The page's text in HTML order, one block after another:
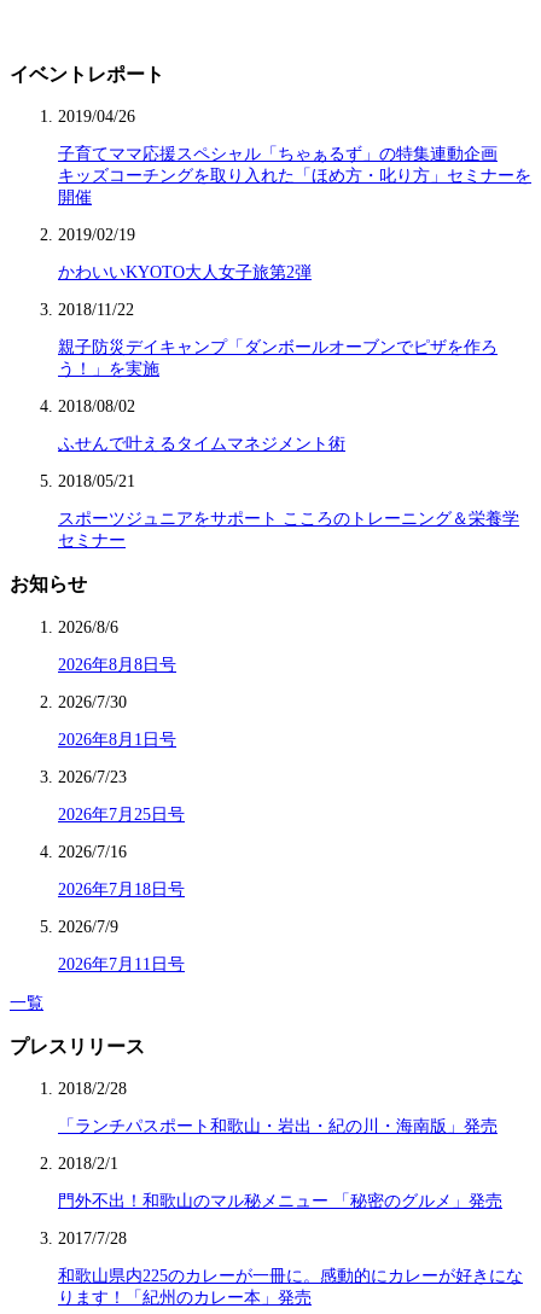
イベントレポート
2019/04/26
子育てママ応援スペシャル「ちゃぁるず」の特集連動企画
キッズコーチングを取り入れた「ほめ方・叱り方」セミナーを
開催
2019/02/19
かわいいKYOTO大人女子旅第2弾
2018/11/22
親子防災デイキャンプ「ダンボールオーブンでピザを作ろ
う！」を実施
2018/08/02
ふせんで叶えるタイムマネジメント術
2018/05/21
スポーツジュニアをサポート こころのトレーニング＆栄養学
セミナー
お知らせ
2026/8/6
2026年8月8日号
2026/7/30
2026年8月1日号
2026/7/23
2026年7月25日号
2026/7/16
2026年7月18日号
2026/7/9
2026年7月11日号
一覧
プレスリリース
2018/2/28
「ランチパスポート和歌山・岩出・紀の川・海南版」発売
2018/2/1
門外不出！和歌山のマル秘メニュー 「秘密のグルメ」発売
2017/7/28
和歌山県内225のカレーが一冊に。感動的にカレーが好きにな
ります！「紀州のカレー本」発売